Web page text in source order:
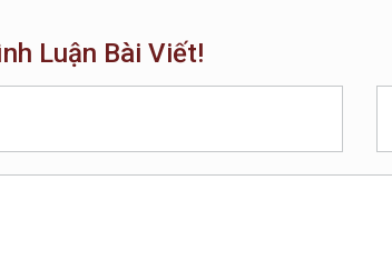
Luận Bài Viết!